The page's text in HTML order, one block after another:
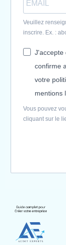
Veuillez
inscrire. Ex. :
J'accepte
confirme
votre
mentions
Vous pouvez
cliquant sur le